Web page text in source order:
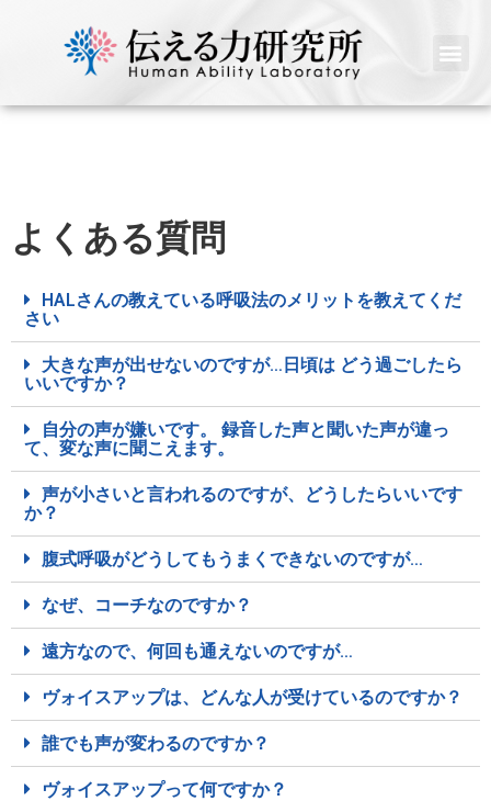
よくある質問
HALさんの教えている呼吸法のメリットを教えてくだ
さい
大きな声が出せないのですが…日頃は どう過ごしたら
いいですか？
自分の声が嫌いです。 録音した声と聞いた声が違っ
て、変な声に聞こえます。
声が小さいと言われるのですが、どうしたらいいです
か？
腹式呼吸がどうしてもうまくできないのですが…
なぜ、コーチなのですか？
遠方なので、何回も通えないのですが…
ヴォイスアップは、どんな人が受けているのですか？
誰でも声が変わるのですか？
ヴォイスアップって何ですか？